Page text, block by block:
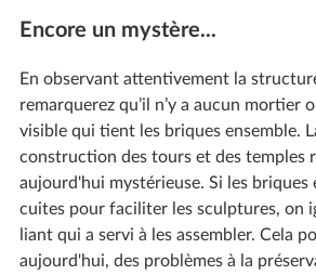
Encore un mystère...
En observant attentivement la
remarquerez qu’il n’y a aucun mortier
visible qui tient les briques ensemble.
construction des tours et des temples
aujourd'hui mystérieuse. Si les briques
cuites pour faciliter les sculptures, on
liant qui a servi à les assembler. Cela
aujourd'hui, des problèmes à la